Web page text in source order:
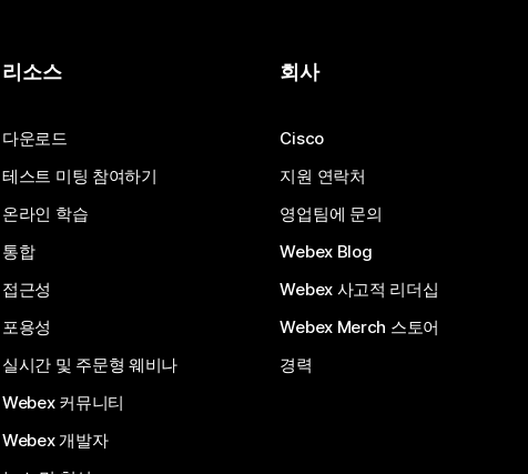
리소스
다운로드
테스트 미팅 참여하기
온라인 학습
통합
접근성
포용성
실시간 및 주문형 웨비나
Webex 커뮤니티
Webex 개발자
회사
Cisco
지원 연락처
영업팀에 문의
Webex Blog
Webex 사고적 리더십
Webex Merch 스토어
경력